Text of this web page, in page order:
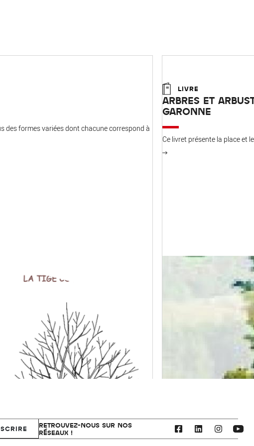
des formes variées dont chacune correspond à
LIVRE
ARBRES ET
GARONNE
Ce livret présente la place et
RETROUVEZ-NOUS SUR NOS
RÉSEAUX !